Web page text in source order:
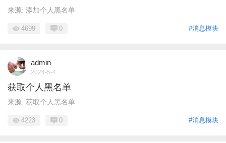
来源: 添加个人黑名单
#消息模块
4699 0
admin
2024-5-4
获取个人黑名单
来源: 获取个人黑名单
#消息模块
4223 0